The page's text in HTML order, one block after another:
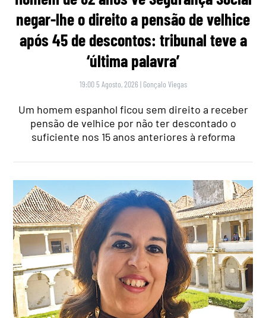
negar-lhe o direito a pensão de velhice
após 45 de descontos: tribunal teve a
‘última palavra’
19:00 5 Agosto, 2026 | Gonçalo Viegas
Um homem espanhol ficou sem direito a receber
pensão de velhice por não ter descontado o
suficiente nos 15 anos anteriores à reforma